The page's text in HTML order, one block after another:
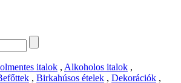
italok , Alkoholos italok ,
, Birkahúsos ételek , Dekorációk ,